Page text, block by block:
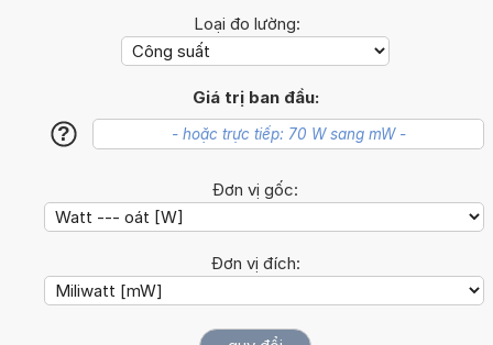
Loại đo lường:
Giá trị ban đầu:
?
Đơn vị gốc:
Đơn vị đích: